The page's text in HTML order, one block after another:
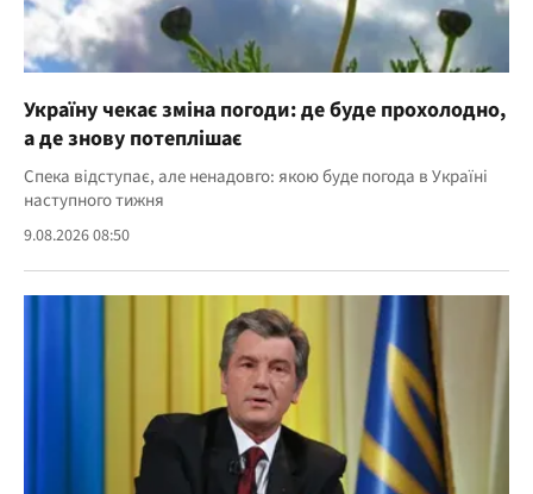
Україну чекає зміна погоди: де буде прохолодно,
а де знову потеплішає
Спека відступає, але ненадовго: якою буде погода в Україні
наступного тижня
9.08.2026 08:50